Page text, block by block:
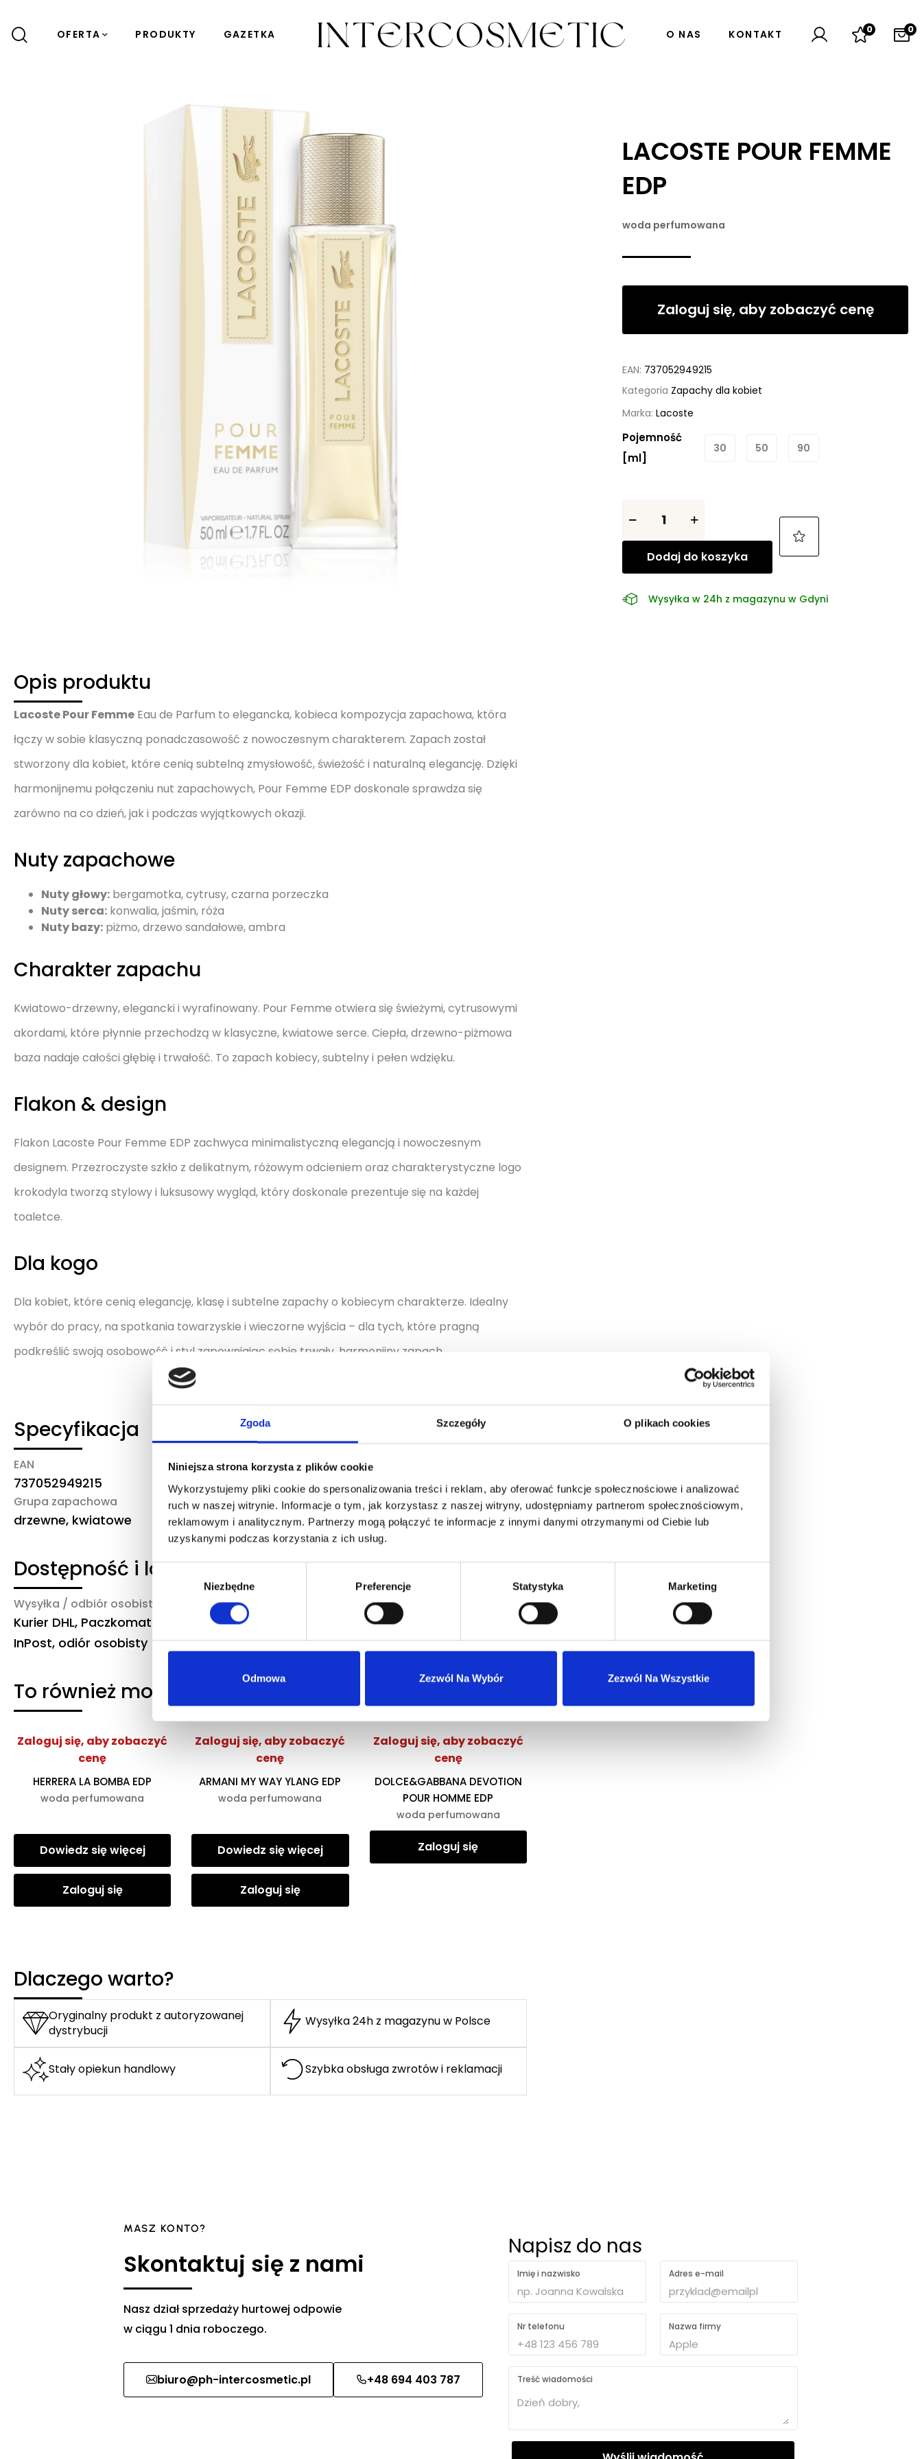
Zgoda Szczegóły O plikach cookies
Niniejsza strona korzysta z plików cookie
Wykorzystujemy pliki cookie do spersonalizowania treści i reklam, aby oferować funkcje społecznościowe i analizować
ruch w naszej witrynie. Informacje o tym, jak korzystasz z naszej witryny, udostępniamy partnerom społecznościowym,
reklamowym i analitycznym. Partnerzy mogą połączyć te informacje z innymi danymi otrzymanymi od Ciebie lub
uzyskanymi podczas korzystania z ich usług.
Wybór
Niezbędne Preferencje Statystyka Marketing
Odmowa Zezwól Na Wybór Zezwól Na Wszystkie
OFERTA PRODUKTY GAZETKA O NAS KONTAKT 0 0
Opis produktu
Lacoste Pour Femme Eau de Parfum to elegancka, kobieca kompozycja zapachowa, która
łączy w sobie klasyczną ponadczasowość z nowoczesnym charakterem. Zapach został
stworzony dla kobiet, które cenią subtelną zmysłowość, świeżość i naturalną elegancję. Dzięki
harmonijnemu połączeniu nut zapachowych, Pour Femme EDP doskonale sprawdza się
zarówno na co dzień, jak i podczas wyjątkowych okazji.
Nuty zapachowe
Nuty głowy: bergamotka, cytrusy, czarna porzeczka
Nuty serca: konwalia, jaśmin, róża
Nuty bazy: piżmo, drzewo sandałowe, ambra
Charakter zapachu
Kwiatowo-drzewny, elegancki i wyrafinowany. Pour Femme otwiera się świeżymi, cytrusowymi
akordami, które płynnie przechodzą w klasyczne, kwiatowe serce. Ciepła, drzewno-piżmowa
baza nadaje całości głębię i trwałość. To zapach kobiecy, subtelny i pełen wdzięku.
Flakon & design
Flakon Lacoste Pour Femme EDP zachwyca minimalistyczną elegancją i nowoczesnym
designem. Przezroczyste szkło z delikatnym, różowym odcieniem oraz charakterystyczne logo
krokodyla tworzą stylowy i luksusowy wygląd, który doskonale prezentuje się na każdej
toaletce.
Dla kogo
Dla kobiet, które cenią elegancję, klasę i subtelne zapachy o kobiecym charakterze. Idealny
wybór do pracy, na spotkania towarzyskie i wieczorne wyjścia – dla tych, które pragną
podkreślić swoją osobowość i styl zapewniając sobie trwały, harmonijny zapach.
Specyfikacja
EAN
737052949215
Marka/producent
Lacoste
Pojemność [ml]
30, 50, 90
Grupa zapachowa
drzewne, kwiatowe
Dostępność i logistyka
Wysyłka / odbiór osobisty
Kurier DHL, Paczkomat
InPost, odiór osobisty
Czas realizacji
3-6 dni robocze
To również może Ciebie zainteresować
Zaloguj się, aby zobaczyć
cenę
HERRERA LA BOMBA EDP
woda perfumowana
Dowiedz się więcej
Zaloguj się
Zaloguj się, aby zobaczyć
cenę
ARMANI MY WAY YLANG EDP
woda perfumowana
Dowiedz się więcej
Zaloguj się
Zaloguj się, aby zobaczyć
cenę
DOLCE&GABBANA DEVOTION
POUR HOMME EDP
woda perfumowana
Zaloguj się
Dlaczego warto?
Oryginalny produkt z autoryzowanej
dystrybucji
Wysyłka 24h z magazynu w Polsce
Stały opiekun handlowy Szybka obsługa zwrotów i reklamacji
LACOSTE POUR FEMME
EDP
woda perfumowana
Zaloguj się, aby zobaczyć cenę
EAN: 737052949215
Kategoria Zapachy dla kobiet
Marka:Lacoste
Pojemność
[ml]
30 50 90
Dodaj do koszyka
Wysyłka w 24h z magazynu w Gdyni
MASZ KONTO?
Skontaktuj się z nami
Nasz dział sprzedaży hurtowej odpowie
w ciągu 1 dnia roboczego.
biuro@ph-intercosmetic.pl +48 694 403 787
Napisz do nas
Imię i nazwisko Adres e-mail
Nr telefonu Nazwa firmy
Treść wiadomości